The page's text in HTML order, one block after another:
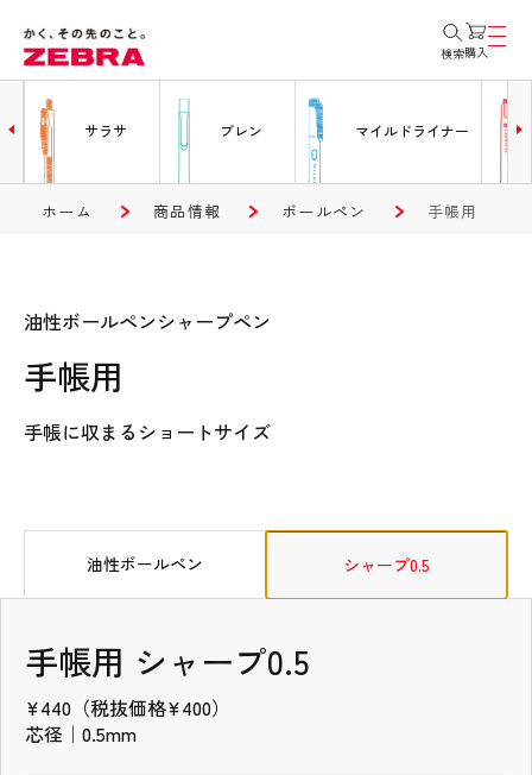
検索購入
サラサ ブレン マイルドライナー
ホーム 商品情報 ボールペン 手帳用
油性ボールペンシャープペン
手帳用
手帳に収まるショートサイズ
油性ボールペン シャープ0.5
手帳用 油性ボールペン
¥440（税抜価格¥400）
インク色｜黒
手帳用 シャープ0.5
¥440（税抜価格¥400）
芯径｜0.5mm